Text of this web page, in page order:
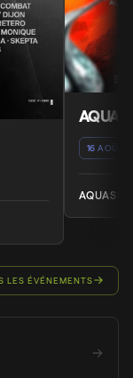
16 AOÛT
LES ÉVÉNEMENTS